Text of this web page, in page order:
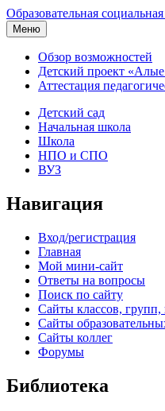
Образовательная социальная
Меню
Обзор возможностей
Детский проект «Алые
Аттестация
Детский сад
Начальная школа
Школа
НПО и СПО
ВУЗ
Навигация
Вход/регистрация
Главная
Мой мини-сайт
Ответы на вопросы
Поиск по сайту
Сайты классов, групп,
Сайты
Сайты коллег
Форумы
Библиотека